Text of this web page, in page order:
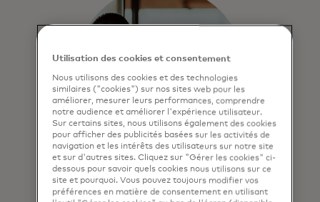
Facilitez les processus de
Utilisation des cookies et consentement
Nous utilisons des cookies et des technologies
similaires ("cookies") sur nos sites web pour les
améliorer, mesurer leurs performances, comprendre
notre audience et améliorer l'expérience utilisateur.
Sur certains sites, nous utilisons également des cookies
pour afficher des publicités basées sur les activités de
navigation et les intérêts des utilisateurs sur notre site
et sur d'autres sites. Cliquez sur "Gérer les cookies" ci-
dessous pour savoir quels cookies nous utilisons sur ce
site et pourquoi. Vous pouvez toujours modifier vos
préférences en matière de consentement en utilisant